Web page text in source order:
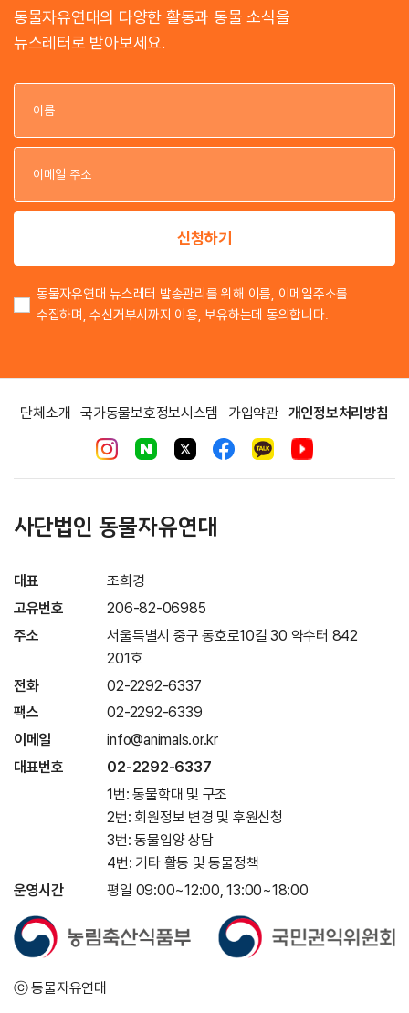
동물자유연대의 다양한 활동과 동물 소식을
뉴스레터로 받아보세요.
이
이
신청하기
동물자유연대 뉴스레터 발송관리를 위해 이름, 이메일주소를
수집하며, 수신거부시까지 이용, 보유하는데 동의합니다.
단체소개 국가동물보호정보시스템 가입약관 개인정보처리방침
사단법인 동물자유연대
대표
조희경
고유번호
206-82-06985
주소
서울특별시 중구 동호로10길 30 약수터 842
201호
전화
02-2292-6337
팩스
02-2292-6339
이메일
info@animals.or.kr
대표번호
02-2292-6337
1번: 동물학대 및 구조
2번: 회원정보 변경 및 후원신청
3번: 동물입양 상담
4번: 기타 활동 및 동물정책
운영시간
평일 09:00~12:00, 13:00~18:00
ⓒ 동물자유연대